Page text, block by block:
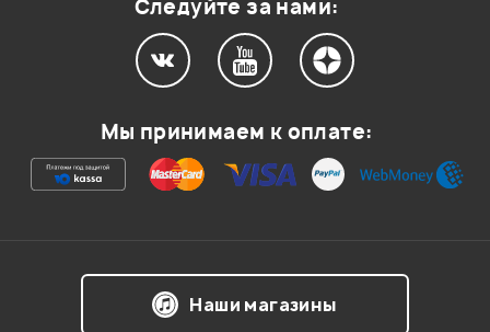
Ваша оценка:
Следуйте за нами:
Мы принимаем к оплате:
Наши магазины